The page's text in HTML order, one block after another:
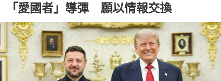
「愛國者」導彈 願以情報交換